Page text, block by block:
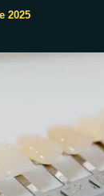
2025